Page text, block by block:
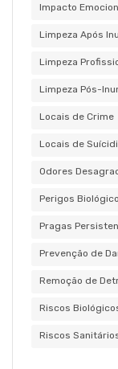
Impacto
Limpeza Após
Limpeza
Limpeza Pós-
Locais de Crime
Locais de
Odores
Perigos
Pragas
Prevenção de
Remoção de
Riscos
Riscos